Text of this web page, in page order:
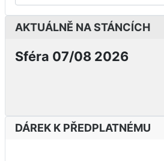
AKTUÁLNĚ NA STÁNCÍCH
Sféra 07/08 2026
DÁREK K PŘEDPLATNÉMU